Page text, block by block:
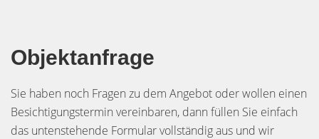
Objektanfrage
Sie haben noch Fragen zu dem Angebot oder wollen einen
Besichtigungstermin vereinbaren, dann füllen Sie einfach
das untenstehende Formular vollständig aus und wir